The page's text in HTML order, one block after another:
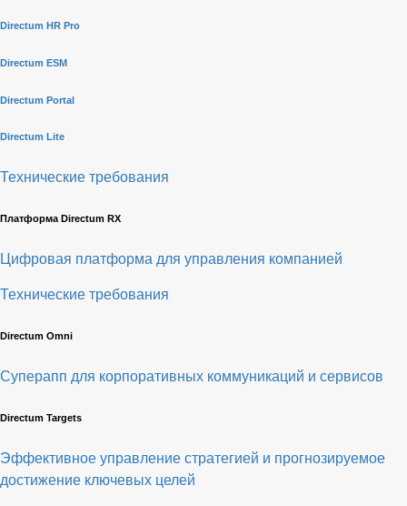
Directum HR Pro
Directum ESM
Directum Portal
Directum Lite
Технические требования
Платформа Directum RX
Цифровая платформа для управления компанией
Технические требования
Directum Omni
Суперапп для корпоративных коммуникаций и сервисов
Directum Targets
Эффективное управление стратегией и прогнозируемое
достижение ключевых целей